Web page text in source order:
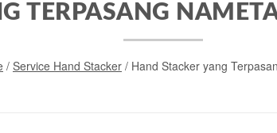
TERPASANG
/ Service Hand Stacker / Hand Stacker yang